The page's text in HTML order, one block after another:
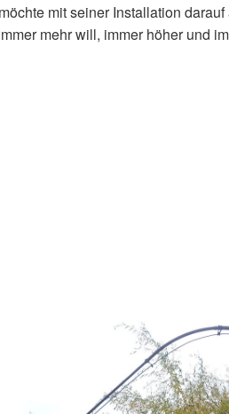
mit seiner Installation
mehr will, immer höher und